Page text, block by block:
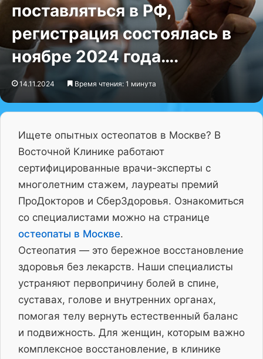
поставляться в РФ,
регистрация состоялась в
ноябре 2024 года….
14.11.2024 Время чтения: 1 минута
Ищете опытных остеопатов в Москве? В
Восточной Клинике работают
сертифицированные врачи-эксперты с
многолетним стажем, лауреаты премий
ПроДокторов и СберЗдоровья. Ознакомиться
со специалистами можно на странице
остеопаты в Москве.
Остеопатия — это бережное восстановление
здоровья без лекарств. Наши специалисты
устраняют первопричину болей в спине,
суставах, голове и внутренних органах,
помогая телу вернуть естественный баланс
и подвижность. Для женщин, которым важно
комплексное восстановление, в клинике